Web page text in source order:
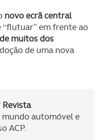
novo ecrã central
“flutuar” em frente ao
muitos dos
de uma nova
mundo automóvel e
ACP.